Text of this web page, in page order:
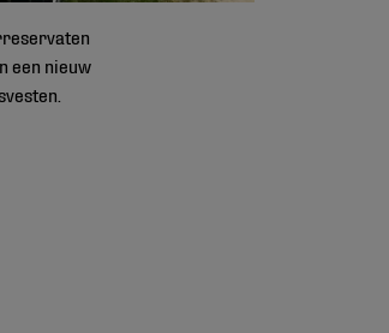
een nieuw